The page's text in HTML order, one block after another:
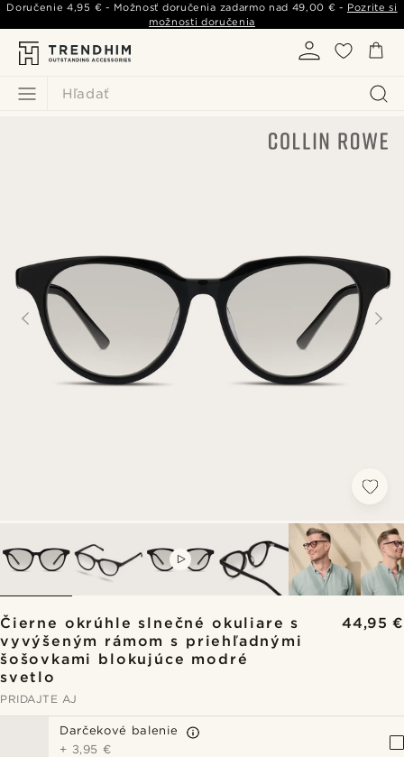
Hľadať
Doručenie4,95 € - Možnosť doručenia zadarmo nad 49,00 € - Pozrite si
možnosti doručenia
Čierne okrúhle slnečné okuliare s
vyvýšeným rámom s priehľadnými
šošovkami blokujúce modré
svetlo
44,95 €
PRIDAJTE AJ
Darčekové balenie
+ 3,95 €